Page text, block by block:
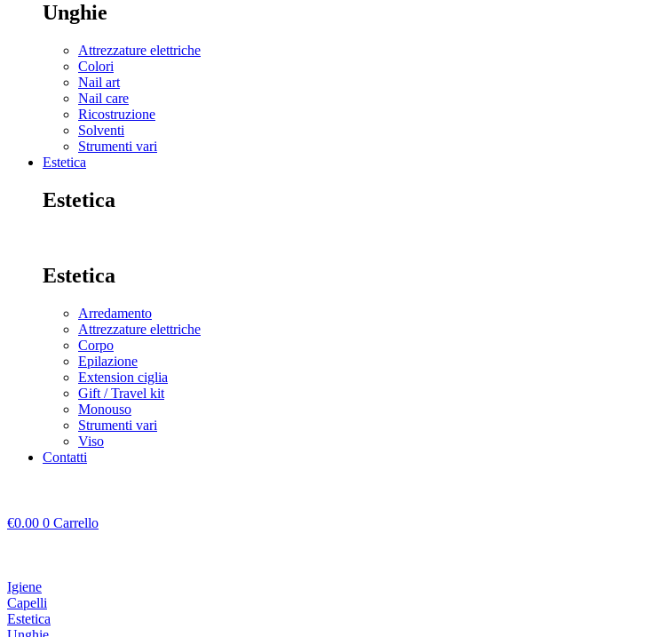
Unghie
Attrezzature elettriche
Colori
Nail art
Nail care
Ricostruzione
Solventi
Strumenti vari
Estetica
Estetica
Estetica
Arredamento
Attrezzature elettriche
Corpo
Epilazione
Extension ciglia
Gift / Travel kit
Monouso
Strumenti vari
Viso
Contatti
€0.00 0 Carrello
Igiene
Capelli
Estetica